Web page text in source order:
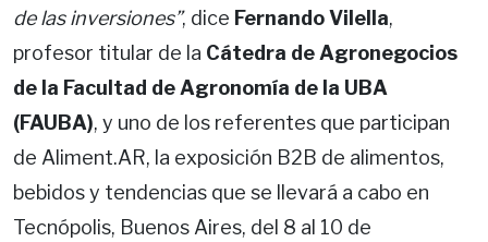
de las inversiones”, dice Fernando Vilella,
profesor titular de la Cátedra de Agronegocios
de la Facultad de Agronomía de la UBA
(FAUBA), y uno de los referentes que participan
de Aliment.AR, la exposición B2B de alimentos,
bebidos y tendencias que se llevará a cabo en
Tecnópolis, Buenos Aires, del 8 al 10 de